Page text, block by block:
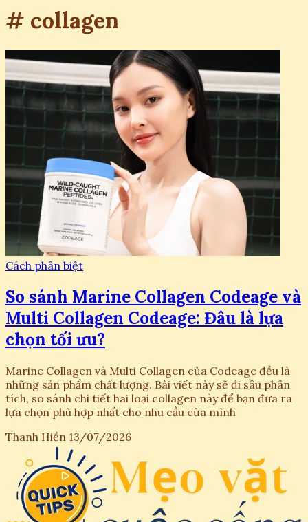
# collagen
Cách phân biệt
So sánh Marine Collagen Codeage và
Multi Collagen Codeage: Đâu là lựa
chọn tối ưu?
Marine Collagen và Multi Collagen của Codeage đều là
những sản phẩm chất lượng. Bài viết này sẽ đi sâu phân
tích, so sánh chi tiết hai loại collagen này để bạn đưa ra
lựa chọn phù hợp nhất cho nhu cầu của mình
Thanh Hiền 13/07/2026